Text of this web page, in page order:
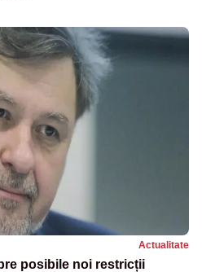
Actualitate
posibile noi restricții